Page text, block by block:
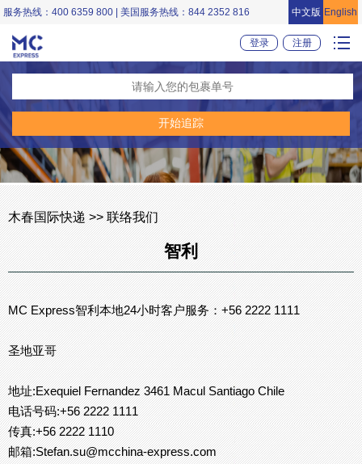
服务热线：400 6359 800 | 美国服务热线：844 2352 816 中文版 English
登录 注册
木春国际快递 >> 联络我们
智利
MC Express智利本地24小时客户服务：+56 2222 1111
圣地亚哥
地址:Exequiel Fernandez 3461 Macul Santiago Chile
电话号码:+56 2222 1111
传真:+56 2222 1110
邮箱:Stefan.su@mcchina-express.com